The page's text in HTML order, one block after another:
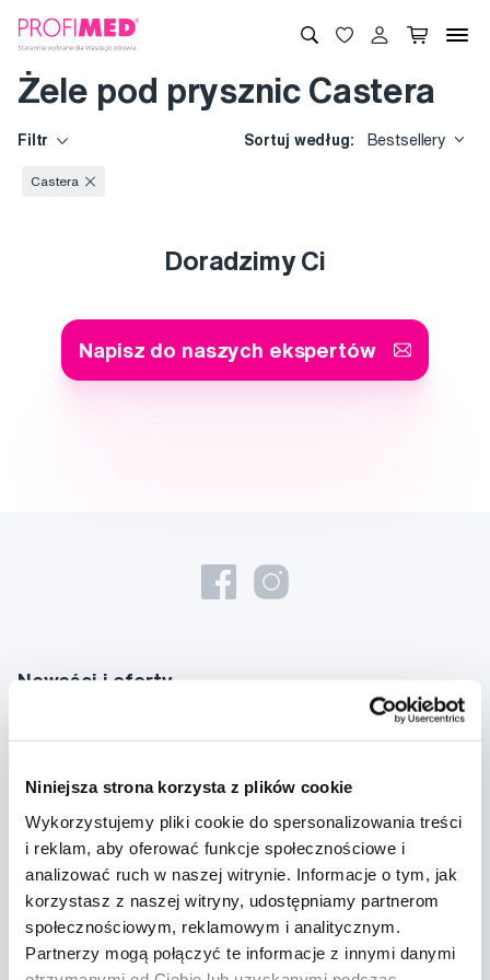
Niniejsza strona korzysta z plików cookie
Wykorzystujemy pliki cookie do spersonalizowania treści
i reklam, aby oferować funkcje społecznościowe i
analizować ruch w naszej witrynie. Informacje o tym, jak
korzystasz z naszej witryny, udostępniamy partnerom
społecznościowym, reklamowym i analitycznym.
Partnerzy mogą połączyć te informacje z innymi danymi
Żele pod prysznic Castera
Filtr Sortuj według: Bestsellery
Castera
Doradzimy Ci
Napisz do naszych ekspertów
Nowości i oferty
Chcę otrzymywać informacje o nowościach i ofertach specjalnych i
wyrażam zgodę na
przetwarzanie danych osobowych